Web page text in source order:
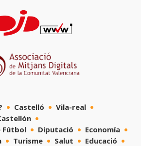
Castelló
Vila-real
Fútbol
Diputació
Economía
Turisme Salut
Educació